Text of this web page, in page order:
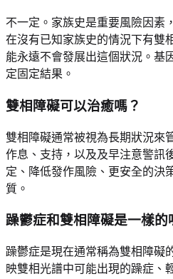
不一定。家族史是重要風險因素
在沒有已知家族史的情況下有雙
能永遠不會發展出這個狀況。基
定固定結果。
雙相障礙可以治癒嗎？
雙相障礙通常被視為長期狀況來
作息、支持，以及及早注意警訊
定、降低發作風險、更安全的決
質。
躁鬱症和雙相障礙是一樣的
躁鬱症是現在通常稱為雙相障礙
映雙相光譜中可能出現的躁症、